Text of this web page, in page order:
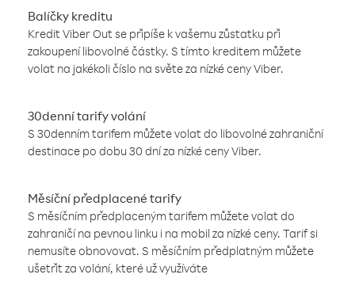
Balíčky kreditu
Kredit Viber Out se připíše k vašemu zůstatku při
zakoupení libovolné částky. S tímto kreditem můžete
volat na jakékoli číslo na světe za nízké ceny Viber.
30denní tarify volání
S 30denním tarifem můžete volat do libovolné zahraniční
destinace po dobu 30 dní za nízké ceny Viber.
Měsíční předplacené tarify
S měsíčním předplaceným tarifem můžete volat do
zahraničí na pevnou linku i na mobil za nízké ceny. Tarif si
nemusíte obnovovat. S měsíčním předplatným můžete
ušetřit za volání, které už využíváte